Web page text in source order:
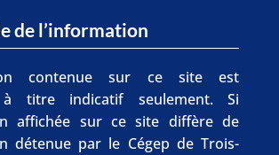
de l’information
contenue sur ce site est
à titre indicatif seulement. Si
affichée sur ce site diffère de
détenue par le Cégep de Trois-